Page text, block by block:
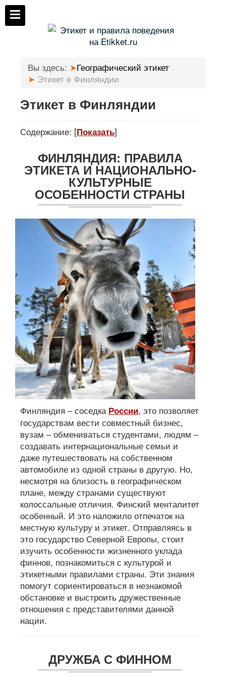
Вы здесь:
Географический этикет
Этикет в Финляндии
Этикет в Финляндии
Содержание: [Показать]
ФИНЛЯНДИЯ: ПРАВИЛА
ЭТИКЕТА И НАЦИОНАЛЬНО-
КУЛЬТУРНЫЕ
ОСОБЕННОСТИ СТРАНЫ
Финляндия – соседка России, это позволяет
государствам вести совместный бизнес,
вузам – обмениваться студентами, людям –
создавать интернациональные семьи и
даже путешествовать на собственном
автомобиле из одной страны в другую. Но,
несмотря на близость в географическом
плане, между странами существуют
колоссальные отличия. Финский менталитет
особенный. И это наложило отпечаток на
местную культуру и этикет. Отправляясь в
это государство Северной Европы, стоит
изучить особенности жизненного уклада
финнов, познакомиться с культурой и
этикетными правилами страны. Эти знания
помогут сориентироваться в незнакомой
обстановке и выстроить дружественные
отношения с представителями данной
нации.
ДРУЖБА С ФИННОМ